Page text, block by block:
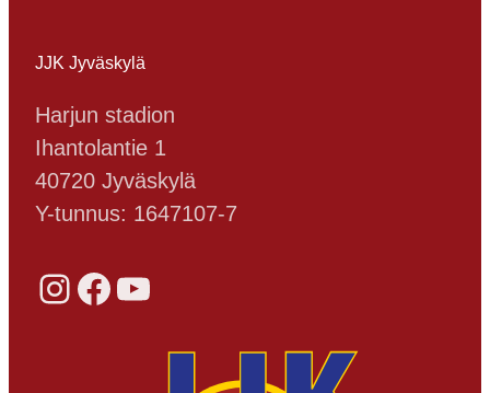
JJK Jyväskylä
Harjun stadion
Ihantolantie 1
40720 Jyväskylä
Y-tunnus: 1647107-7
Instagram Facebook YouTube